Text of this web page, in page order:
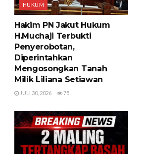
HUKUM
Hakim PN Jakut Hukum
H.Muchaji Terbukti
Penyerobotan,
Diperintahkan
Mengosongkan Tanah
Milik Liliana Setiawan
JULI 30, 2026 75